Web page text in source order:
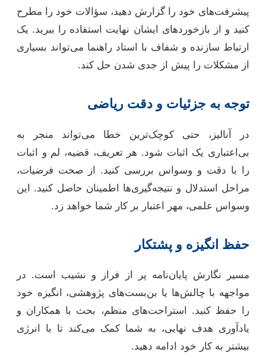
پیشرفت‌های خود را گزارش دهید، سؤالات خود را مطرح
کنید و از بازخوردهای ایشان نهایت استفاده را ببرید. یک
ارتباط سازنده و شفاف با استاد راهنما می‌تواند بسیاری
از مشکلات را پیش از جدی شدن حل کند.
توجه به جزئیات و دقت ریاضی
در آنالیز، حتی کوچک‌ترین خطا می‌تواند منجر به
بی‌اعتباری یک اثبات شود. هر تعریف، قضیه، لم و اثبات
را با دقت و وسواس بررسی کنید. از صحت فرضیات،
مراحل استدلال و نتیجه‌گیری‌ها اطمینان حاصل کنید. این
وسواس علمی، مهر اعتبار بر کار شما خواهد زد.
حفظ انگیزه و پشتکار
مسیر نگارش پایان‌نامه پر از فراز و نشیب است. در
مواجهه با چالش‌ها یا بن‌بست‌های پژوهشی، انگیزه خود
را حفظ کنید. استراحت‌های منظم، بحث با همکاران و
یادآوری هدف نهایی، به شما کمک می‌کند تا با انرژی
بیشتر به کار خود ادامه دهید.